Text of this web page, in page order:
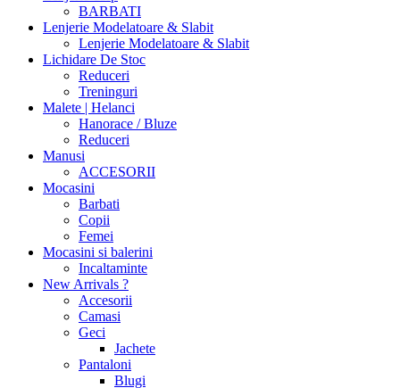
BARBATI
Lenjerie Modelatoare & Slabit
Lenjerie Modelatoare & Slabit
Lichidare De Stoc
Reduceri
Treninguri
Malete | Helanci
Hanorace / Bluze
Reduceri
Manusi
ACCESORII
Mocasini
Barbati
Copii
Femei
Mocasini si balerini
Incaltaminte
New Arrivals ?
Accesorii
Camasi
Geci
Jachete
Pantaloni
Blugi